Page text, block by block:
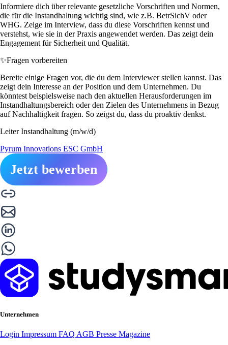
Informiere dich über relevante gesetzliche Vorschriften und Normen,
die für die Instandhaltung wichtig sind, wie z.B. BetrSichV oder
WHG. Zeige im Interview, dass du diese Vorschriften kennst und
verstehst, wie sie in der Praxis angewendet werden. Das zeigt dein
Engagement für Sicherheit und Qualität.
✨Fragen vorbereiten
Bereite einige Fragen vor, die du dem Interviewer stellen kannst. Das
zeigt dein Interesse an der Position und dem Unternehmen. Du
könntest beispielsweise nach den aktuellen Herausforderungen im
Instandhaltungsbereich oder den Zielen des Unternehmens in Bezug
auf Nachhaltigkeit fragen. So zeigst du, dass du proaktiv denkst.
Leiter Instandhaltung (m/w/d)
Pyrum Innovations ESC GmbH
Jetzt bewerben
Unternehmen
Login Impressum FAQ AGB Presse Magazine